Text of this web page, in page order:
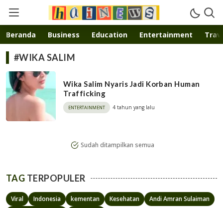
Inspirasi muda karya mandiri
Beranda Business Education Entertainment
#WIKA SALIM
Wika Salim Nyaris Jadi Korban Human
Trafficking
ENTERTAINMENT 4 tahun yang lalu
Sudah ditampilkan semua
TAG TERPOPULER
Viral Indonesia kementan Kesehatan
Andi Amran Sulaiman